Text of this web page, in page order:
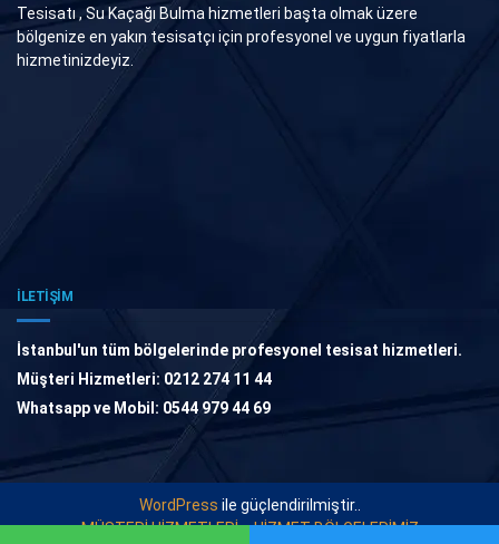
Tesisatı , Su Kaçağı Bulma hizmetleri başta olmak üzere
bölgenize en yakın tesisatçı için profesyonel ve uygun fiyatlarla
hizmetinizdeyiz.
İLETİŞİM
İstanbul'un tüm bölgelerinde profesyonel tesisat hizmetleri.
Müşteri Hizmetleri: 0212 274 11 44
Whatsapp ve Mobil: 0544 979 44 69
WordPress ile güçlendirilmiştir..
MÜŞTERİ HİZMETLERİ
HİZMET BÖLGELERİMİZ